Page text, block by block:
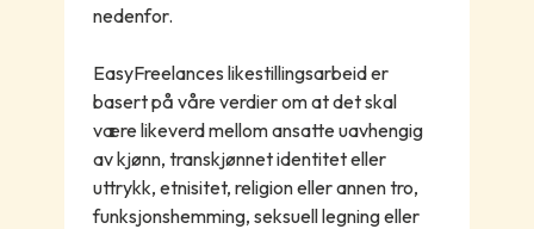
nedenfor.
EasyFreelances likestillingsarbeid er
basert på våre verdier om at det skal
være likeverd mellom ansatte uavhengig
av kjønn, transkjønnet identitet eller
uttrykk, etnisitet, religion eller annen tro,
funksjonshemming, seksuell legning eller